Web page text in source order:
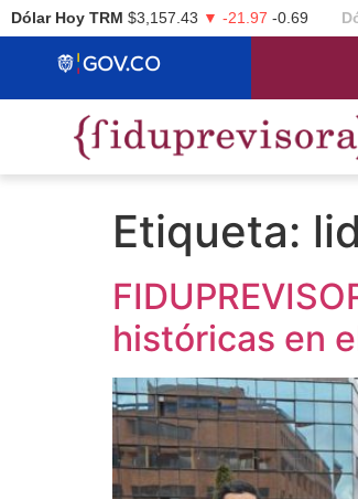
Dólar Hoy TRM $3,157.43 ▼ -21.97 -0.69
Etiqueta:
históricas en